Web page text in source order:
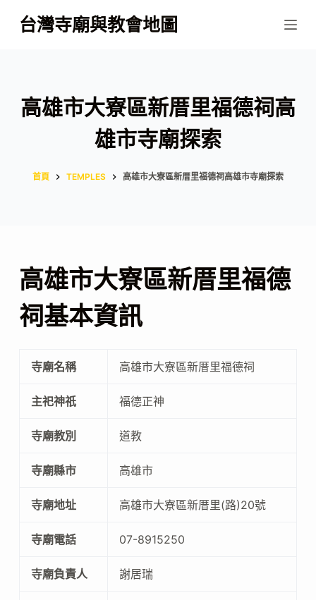
跳
至
容
台灣寺廟與教會地圖
高雄市大寮區新厝里福德祠高
雄市寺廟探索
首頁 TEMPLES 高雄市大寮區新厝里福德祠高雄市寺廟探索
高雄市大寮區新厝里福德
祠基本資訊
寺廟名稱 高雄市大寮區新厝里福德祠
主祀神祇 福德正神
寺廟教別 道教
寺廟縣市 高雄市
寺廟地址 高雄市大寮區新厝里(路)20號
寺廟電話 07-8915250
寺廟負責人 謝居瑞